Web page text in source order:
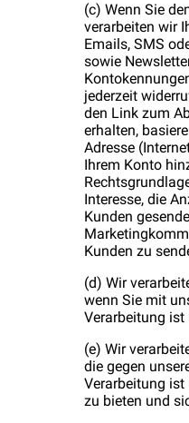
(c) Wenn Sie
verarbeiten wir
Emails, SMS
sowie
jederzeit
den Link zum
erhalten,
Adresse
Ihrem Konto
Interesse, die
Kunden
Kunden zu
(d) Wir
wenn Sie mit
Verarbeitung ist
(e) Wir
die gegen
Verarbeitung ist
zu bieten und